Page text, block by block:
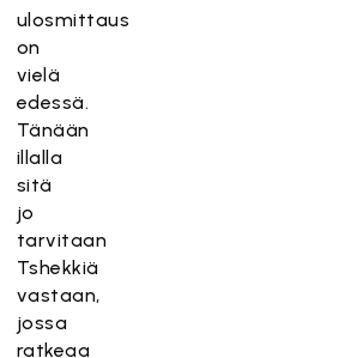
ulosmittaus
on
vielä
edessä.
Tänään
illalla
sitä
jo
tarvitaan
Tshekkiä
vastaan,
jossa
ratkeaa